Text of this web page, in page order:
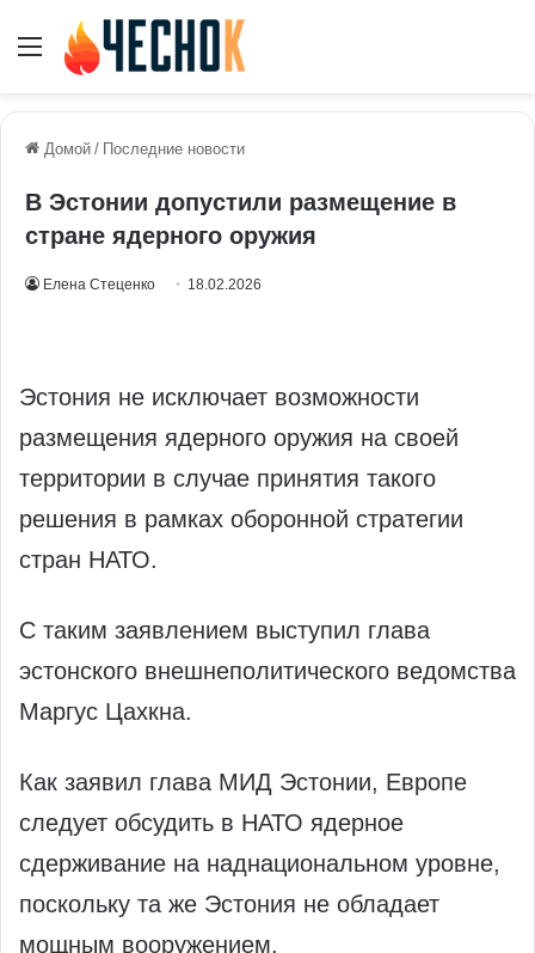
Меню
Домой / Последние новости
В Эстонии допустили размещение в
стране ядерного оружия
Елена Стеценко 18.02.2026
Эстония не исключает возможности
размещения ядерного оружия на своей
территории в случае принятия такого
решения в рамках оборонной стратегии
стран НАТО.
С таким заявлением выступил глава
эстонского внешнеполитического ведомства
Маргус Цахкна.
Как заявил глава МИД Эстонии, Европе
следует обсудить в НАТО ядерное
сдерживание на наднациональном уровне,
поскольку та же Эстония не обладает
мощным вооружением.